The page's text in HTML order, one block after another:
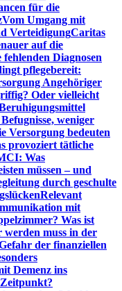
für die
Vom Umgang mit
VerteidigungCaritas
auf die
Diagnosen
pflegebereit:
Angehöriger
Oder vielleicht
weniger
Versorgung bedeuten
provoziert tätliche
Was
müssen – und
durch geschulte
Relevant
mit
Was ist
werden muss in der
der finanziellen
Demenz ins